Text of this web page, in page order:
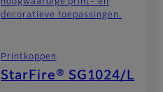
hoogwaardige print- en
decoratieve toepassingen.
Printkoppen
StarFire® SG1024/L